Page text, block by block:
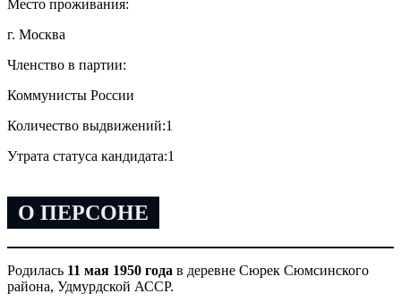
Место проживания:
г. Москва
Членство в партии:
Коммунисты России
Количество выдвижений:1
Утрата статуса кандидата:1
О ПЕРСОНЕ
Родилась 11 мая 1950 года в деревне Сюрек Сюмсинского
района, Удмурдской АССР.